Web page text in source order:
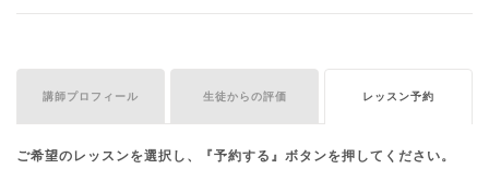
講師プロフィール 生徒からの評価 レッスン予約
ご希望のレッスンを選択し、『予約する』ボタンを押してください。